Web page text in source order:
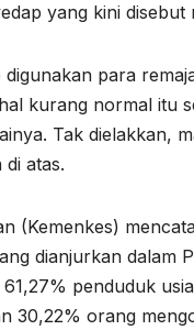
yang kini disebut
para
kurang normal itu
Tak dielakkan,
atas.
(Kemenkes)
dianjurkan dalam
penduduk
30,22% orang